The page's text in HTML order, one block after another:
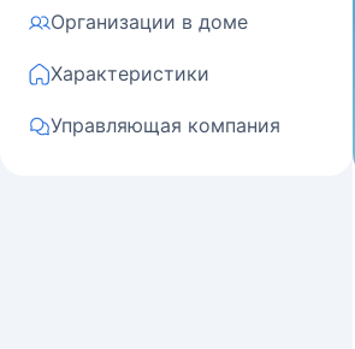
Организации в доме
Характеристики
Управляющая компания